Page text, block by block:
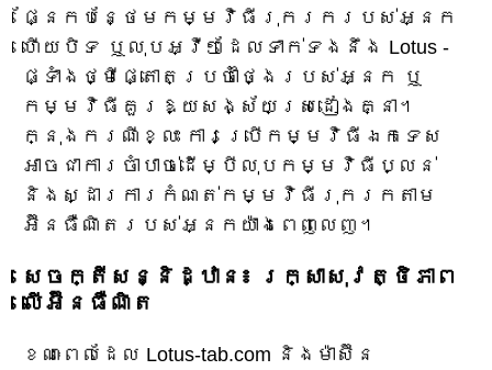
ផ្នែកបន្ថែមកម្មវិធីរុករករបស់អ្នក
ហើយបិទ ឬលុបអ្វីៗដែលទាក់ទងនឹង Lotus -
ផ្ទាំងថ្មីផ្តោតប្រចាំថ្ងៃរបស់អ្នក ឬ
កម្មវិធីគួរឱ្យសង្ស័យស្រដៀងគ្នា។
ក្នុងករណីខ្លះ ការប្រើកម្មវិធីឯកទេស
អាចជាការចាំបាច់ដើម្បីលុបកម្មវិធីប្លន់
និងស្ដារការកំណត់កម្មវិធីរុករកតាម
អ៊ីនធឺណិតរបស់អ្នកយ៉ាងពេញលេញ។
សេចក្តីសន្និដ្ឋាន៖ រក្សាសុវត្ថិភាព
លើអ៊ីនធឺណិត
ខណៈពេលដែល Lotus-tab.com និងម៉ាស៊ីន